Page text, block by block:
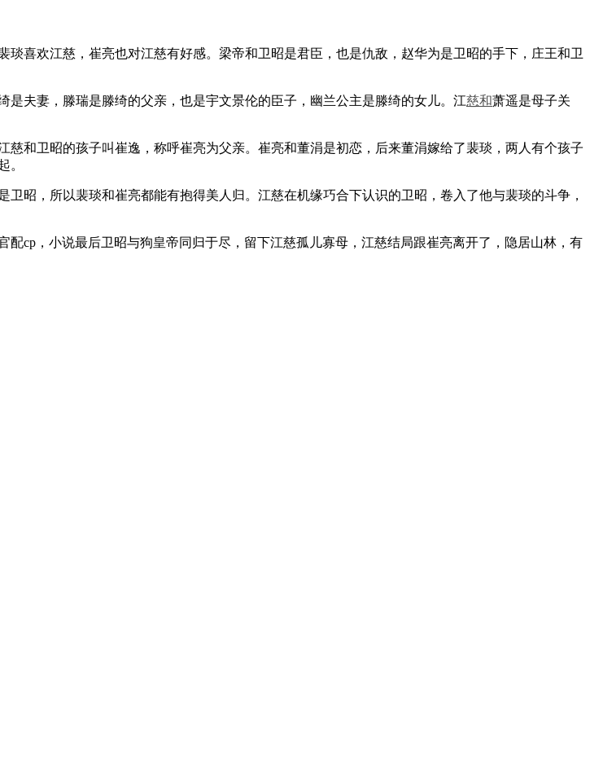
欢江慈，崔亮也对江慈有好感。梁帝和卫昭是君臣，也是仇敌，赵华为是卫昭的手下，庄王和卫
是夫妻，滕瑞是滕绮的父亲，也是宇文景伦的臣子，幽兰公主是滕绮的女儿。江慈和萧遥是母子关
卫昭的孩子叫崔逸，称呼崔亮为父亲。崔亮和董涓是初恋，后来董涓嫁给了裴琰，两人有个孩子
。
，所以裴琰和崔亮都能有抱得美人归。江慈在机缘巧合下认识的卫昭，卷入了他与裴琰的斗争，
，小说最后卫昭与狗皇帝同归于尽，留下江慈孤儿寡母，江慈结局跟崔亮离开了，隐居山林，有